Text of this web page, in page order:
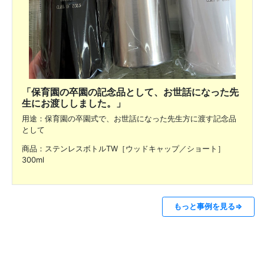
「保育園の卒園の記念品として、お世話になった先
生にお渡ししました。」
用途：保育園の卒園式で、お世話になった先生方に渡す記念品
として
商品：ステンレスボトルTW［ウッドキャップ／ショート］
300ml
もっと事例を見る⇒